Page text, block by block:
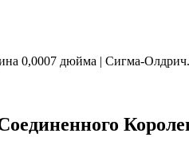
0,0007 дюйма | Сигма-